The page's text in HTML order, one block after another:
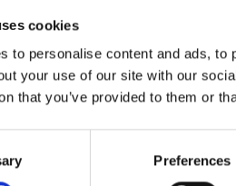
cookies
to personalise content and ads,
your use of our site with our
that you’ve provided to them or
Preferences
Lithium LFP